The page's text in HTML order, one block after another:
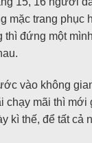
mặc trang phục
thì đứng một
vào không
chạy mãi thì mới
kì thế, để tất cả